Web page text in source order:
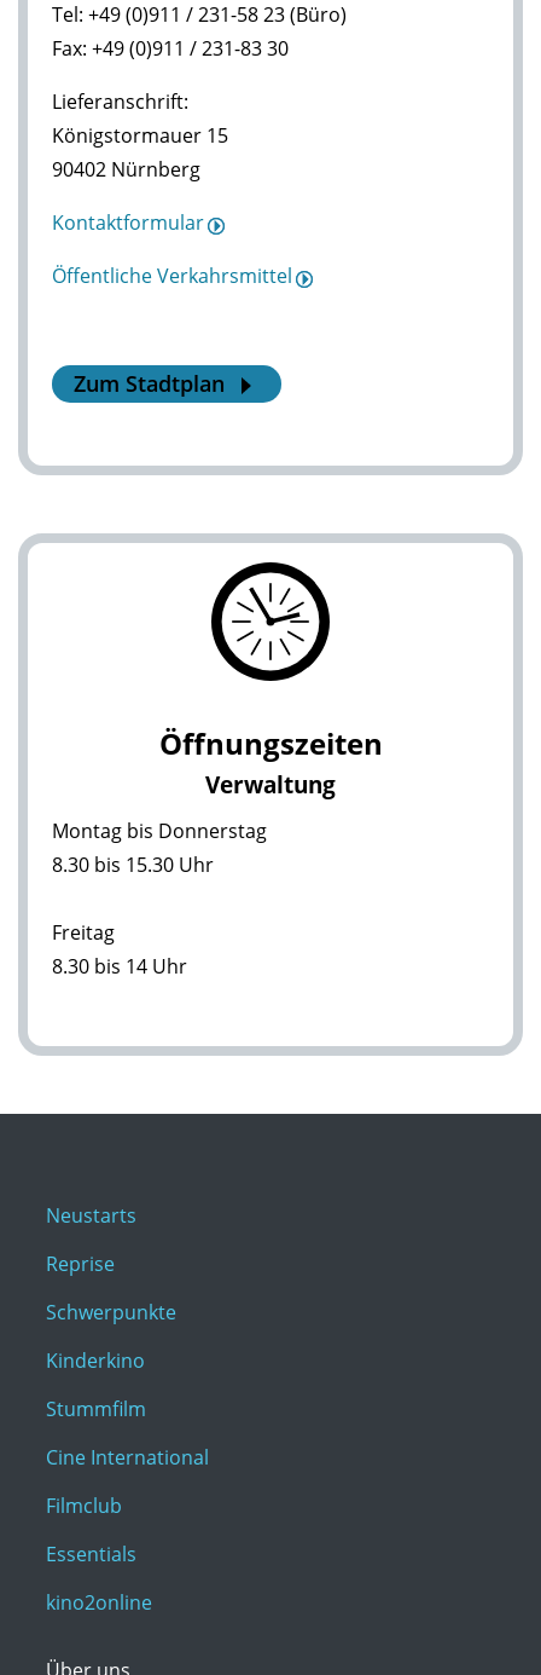
Tel: +49 (0)911 / 231-58 23 (Büro)
Fax: +49 (0)911 / 231-83 30
Lieferanschrift:
Königstormauer 15
90402 Nürnberg
Kontaktformular
Öffentliche Verkahrsmittel
Zum Stadtplan
Öffnungszeiten
Verwaltung
Montag bis Donnerstag
8.30 bis 15.30 Uhr
Freitag
8.30 bis 14 Uhr
Neustarts
Reprise
Schwerpunkte
Kinderkino
Stummfilm
Cine International
Filmclub
Essentials
kino2online